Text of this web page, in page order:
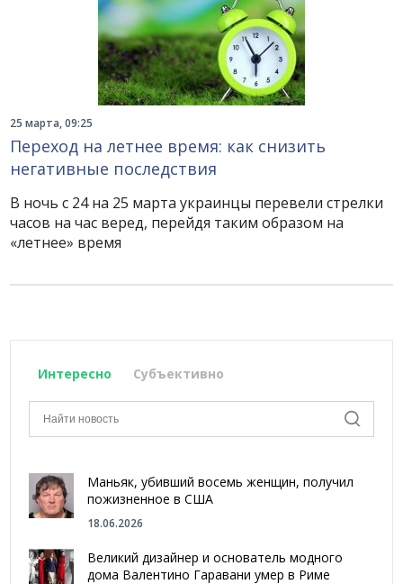
25 марта, 09:25
Переход на летнее время: как снизить
негативные последствия
В ночь с 24 на 25 марта украинцы перевели стрелки
часов на час веред, перейдя таким образом на
«летнее» время
Интересно Субъективно
Маньяк, убивший восемь женщин, получил
пожизненное в США
18.06.2026
Великий дизайнер и основатель модного
дома Валентино Гаравани умер в Риме